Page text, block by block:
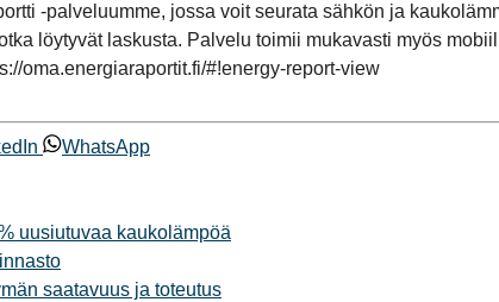
-palveluumme, jossa voit seurata sähkön ja
löytyvät laskusta. Palvelu toimii mukavasti myös
oma.energiaraportit.fi/#!energy-report-view
WhatsApp
uusiutuvaa kaukolämpöä
saatavuus ja toteutus